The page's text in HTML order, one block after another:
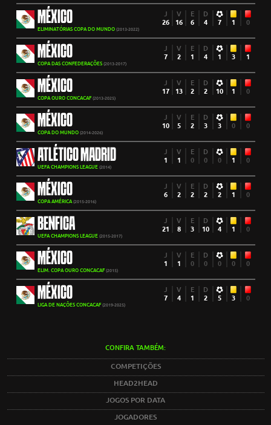
MÉXICO
ELIMINATÓRIAS COPA DO MUNDO (2013-2022)
J
26
V
16
E
6
D
4
7 1 0
MÉXICO
COPA DAS CONFEDERAÇÕES (2013-2017)
J
7
V
2
E
1
D
4
1 3 1
MÉXICO
COPA OURO CONCACAF(2013-2025)
J
17
V
13
E
2
D
2
10 1 0
MÉXICO
COPA DO MUNDO (2014-2026)
J
10
V
5
E
2
D
3
3 0 0
ATLÉTICO MADRID
UEFA CHAMPIONS LEAGUE (2014)
J
1
V
1
E
0
D
0
0 1 0
MÉXICO
COPA AMÉRICA(2015-2016)
J
6
V
2
E
2
D
2
2 1 0
BENFICA
UEFA CHAMPIONS LEAGUE (2015-2017)
J
21
V
8
E
3
D
10
4 1 0
MÉXICO
ELIM. COPA OURO CONCACAF(2015)
J
1
V
1
E
0
D
0
0 0 0
MÉXICO
LIGA DE NAÇÕES CONCACAF(2019-2025)
J
7
V
4
E
1
D
2
5 3 0
CONFIRA TAMBÉM:
COMPETIÇÕES
HEAD2HEAD
JOGOS POR DATA
JOGADORES